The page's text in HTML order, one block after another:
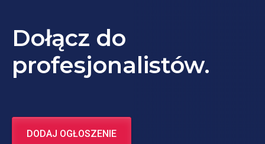
Dołącz do
profesjonalistów.
DODAJ OGŁOSZENIE